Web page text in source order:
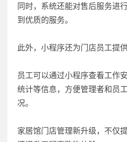
同时，系统还能对售后服务进
到优质的服务。
此外，小程序还为门店员工提
员工可以通过小程序查看工作
统计等信息，方便管理者和员
况。
家居馆门店管理新升级，不仅